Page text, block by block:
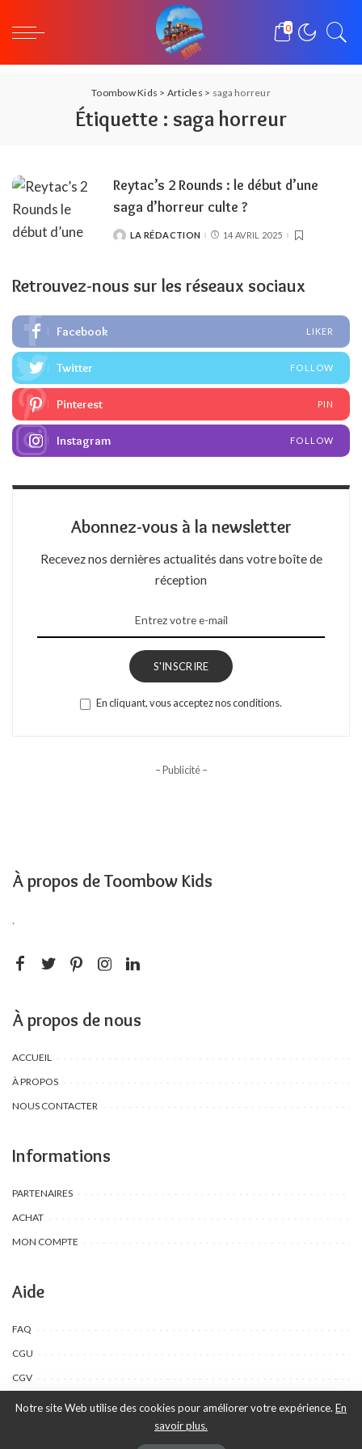
0
Toombow Kids > Articles > saga horreur
Étiquette : saga horreur
Reytac’s 2 Rounds : le début d’une
saga d’horreur culte ?
POSTED
LA RÉDACTION 14 AVRIL 2025
Retrouvez-nous sur les réseaux sociaux
Facebook LIKER
Twitter FOLLOW
Pinterest PIN
Instagram FOLLOW
Abonnez-vous à la newsletter
Recevez nos dernières actualités dans votre boîte de
réception
S'INSCRIRE
En cliquant, vous acceptez nos conditions.
– Publicité –
À propos de Toombow Kids
.
À propos de nous
ACCUEIL
À PROPOS
NOUS CONTACTER
Informations
PARTENAIRES
ACHAT
MON COMPTE
Aide
FAQ
CGU
CGV
©Toombow Kids, 2022 - 2024 - Tous droits réservés | Créé par Ewing
Notre site Web utilise des cookies pour améliorer votre expérience. En
savoir plus.